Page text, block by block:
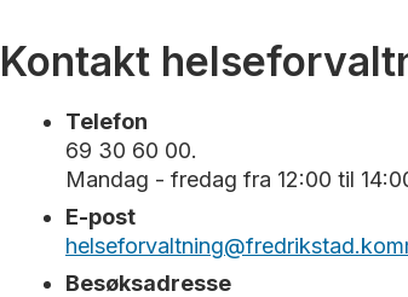
Kontakt
Telefon
69 30 60 00.
Mandag - fredag fra 12:00 til
E-post
Besøksadresse